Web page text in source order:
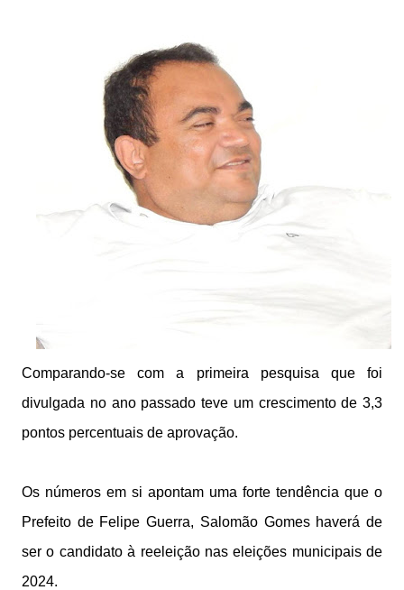
Comparando-se com a primeira pesquisa que foi
divulgada no ano passado teve um crescimento de 3,3
pontos percentuais de aprovação.
Os números em si apontam uma forte tendência que o
Prefeito de Felipe Guerra, Salomão Gomes haverá de
ser o candidato à reeleição nas eleições municipais de
2024.